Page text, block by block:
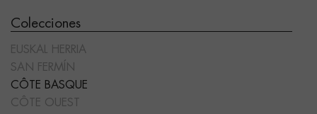
Colecciones
EUSKAL HERRIA
SAN FERMÍN
CÔTE BASQUE
CÔTE OUEST